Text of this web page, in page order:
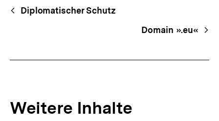
Begriffsnavigation
Content-
Navigation
Diplomatischer Schutz
Domain ».eu«
Weitere Inhalte